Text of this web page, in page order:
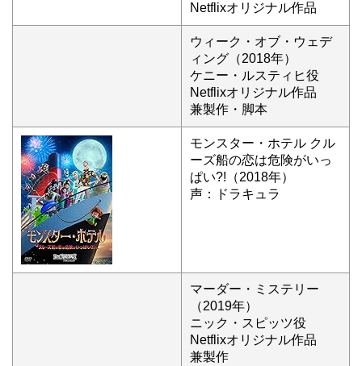
Netflixオリジナル作品
ウィーク・オブ・ウェデ
ィング（2018年）
ケニー・ルスティヒ役
Netflixオリジナル作品
兼製作・脚本
モンスター・ホテル クル
ーズ船の恋は危険がいっ
ぱい?!（2018年）
声：ドラキュラ
マーダー・ミステリー
（2019年）
ニック・スピッツ役
Netflixオリジナル作品
兼製作